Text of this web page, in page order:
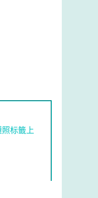
标籤上